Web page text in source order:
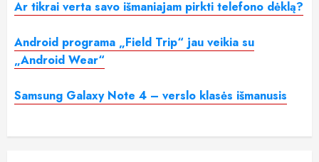
Ar tikrai verta savo išmaniajam pirkti telefono dėklą?
Android programa „Field Trip“ jau veikia su
„Android Wear“
Samsung Galaxy Note 4 – verslo klasės išmanusis